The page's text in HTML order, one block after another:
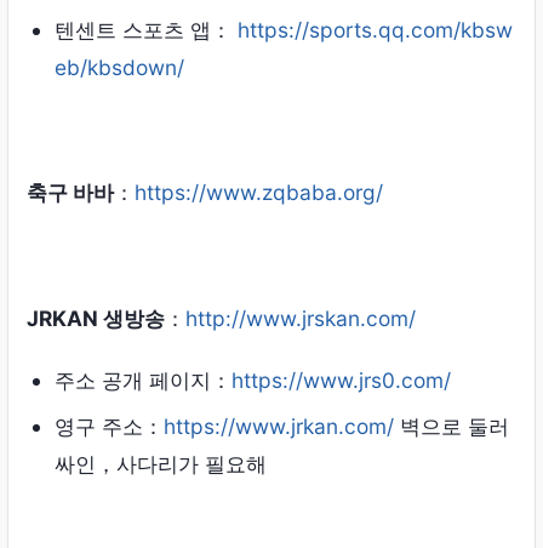
텐센트 스포츠 앱： https://sports.qq.com/kbsw
eb/kbsdown/
축구 바바： https://www.zqbaba.org/
JRKAN 생방송： http://www.jrskan.com/
주소 공개 페이지： https://www.jrs0.com/
영구 주소： https://www.jrkan.com/ 벽으로 둘러
싸인，사다리가 필요해